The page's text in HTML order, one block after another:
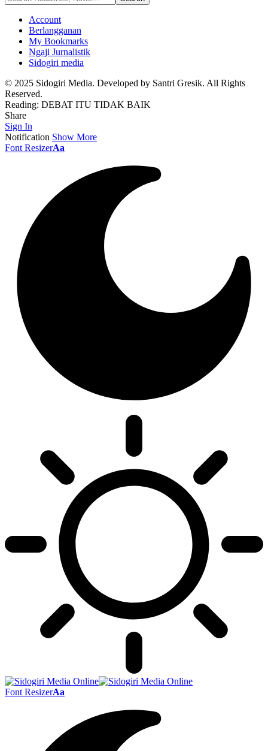
Account
Berlangganan
My Bookmarks
Ngaji Jurnalistik
Sidogiri media
© 2025 Sidogiri Media. Developed by Santri Gresik. All Rights
Reserved.
Reading: DEBAT ITU TIDAK BAIK
Share
Sign In
Notification Show More
Font ResizerAa
Font ResizerAa